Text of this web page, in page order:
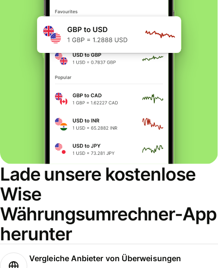
Lade unsere kostenlose
Wise
Währungsumrechner-App
herunter
Vergleiche Anbieter von Überweisungen